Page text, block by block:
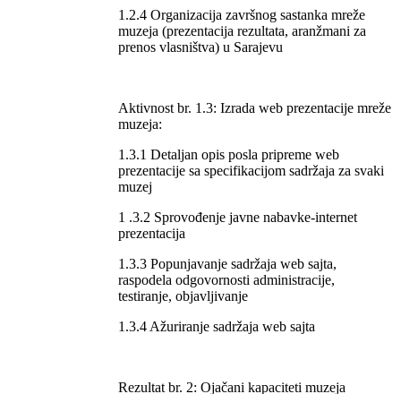
1.2.4 Organizacija završnog sastanka mreže
muzeja (prezentacija rezultata, aranžmani za
prenos vlasništva) u Sarajevu
Aktivnost br. 1.3: Izrada web prezentacije mreže
muzeja:
1.3.1 Detaljan opis posla pripreme web
prezentacije sa specifikacijom sadržaja za svaki
muzej
1 .3.2 Sprovođenje javne nabavke-internet
prezentacija
1.3.3 Popunjavanje sadržaja web sajta,
raspodela odgovornosti administracije,
testiranje, objavljivanje
1.3.4 Ažuriranje sadržaja web sajta
Rezultat br. 2: Ojačani kapaciteti muzeja